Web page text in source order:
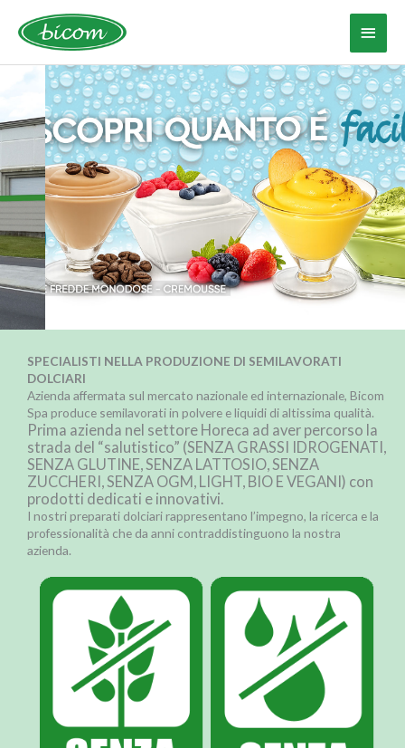
contenuto
Menu
SPECIALISTI NELLA PRODUZIONE DI SEMILAVORATI
DOLCIARI
Azienda affermata sul mercato nazionale ed internazionale, Bicom
Spa produce semilavorati in polvere e liquidi di altissima qualità.
Prima azienda nel settore Horeca ad aver percorso la
strada del “salutistico” (SENZA GRASSI IDROGENATI,
SENZA GLUTINE, SENZA LATTOSIO, SENZA
ZUCCHERI, SENZA OGM, LIGHT, BIO E VEGANI) con
prodotti dedicati e innovativi.
I nostri preparati dolciari rappresentano l’impegno, la ricerca e la
professionalità che da anni contraddistinguono la nostra
azienda.